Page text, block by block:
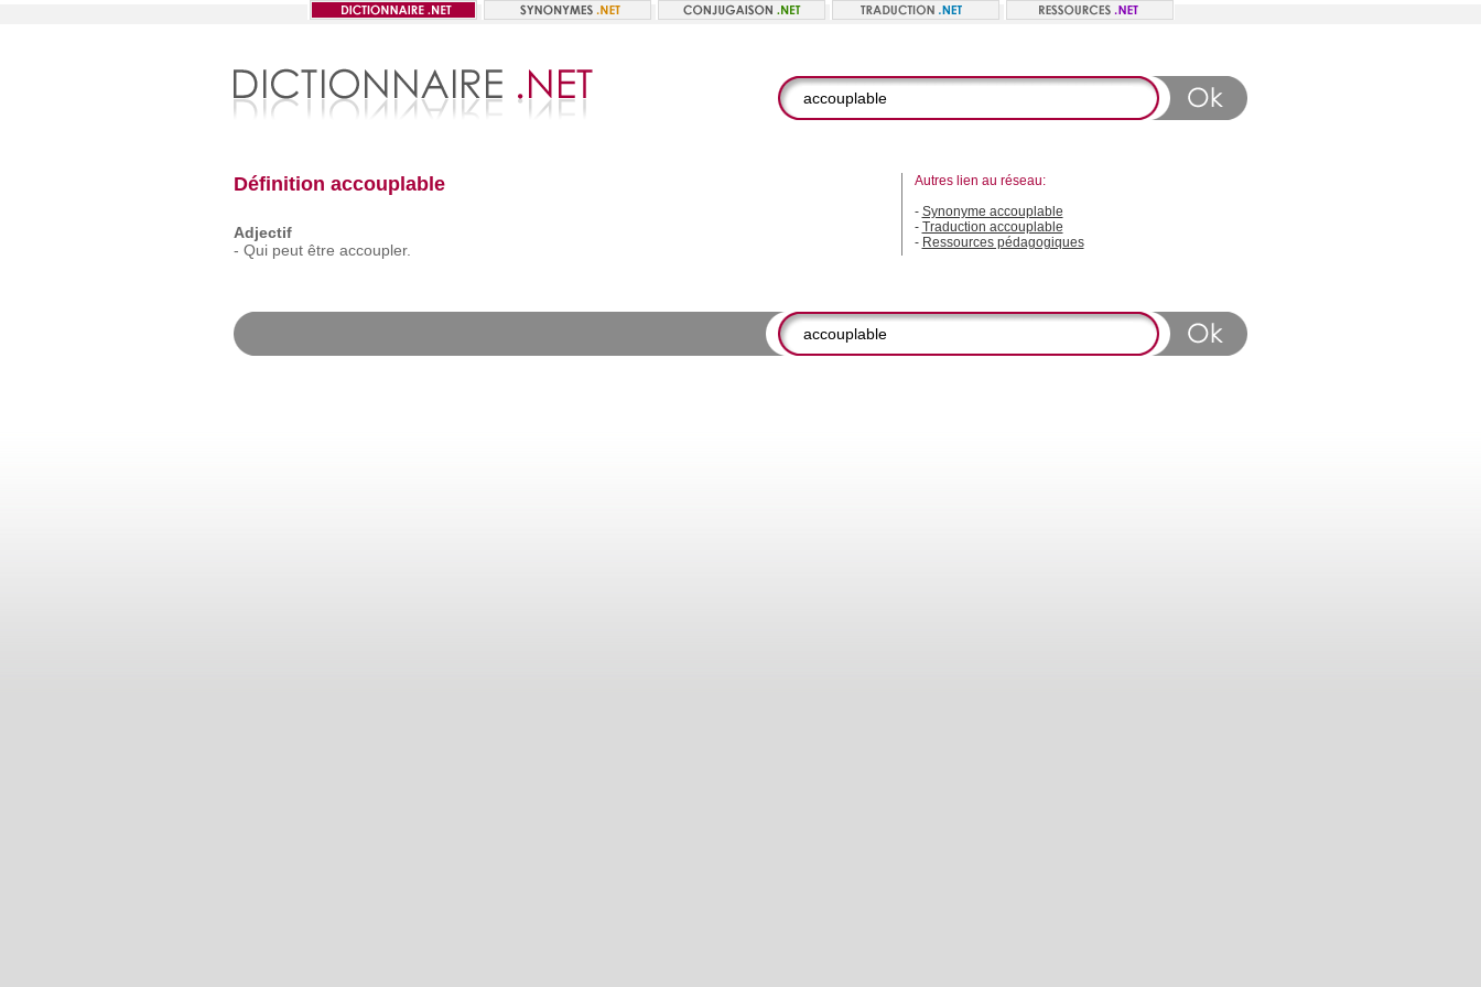
Définition accouplable
Adjectif
- Qui peut être accoupler.
Autres lien au réseau:
- Synonyme accouplable
- Traduction accouplable
- Ressources pédagogiques